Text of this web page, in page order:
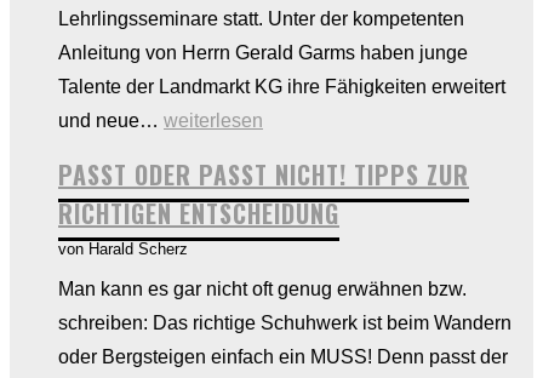
Lehrlingsseminare statt. Unter der kompetenten
Anleitung von Herrn Gerald Garms haben junge
Talente der Landmarkt KG ihre Fähigkeiten erweitert
und neue… Lehrlingsseminare
Outdoortag
bei
Landmarkt
KG
–
Eine
weiterlesen
PASST ODER PASST NICHT! TIPPS ZUR
RICHTIGEN ENTSCHEIDUNG
von Harald Scherz
Man kann es gar nicht oft genug erwähnen bzw.
schreiben: Das richtige Schuhwerk ist beim Wandern
oder Bergsteigen einfach ein MUSS! Denn passt der